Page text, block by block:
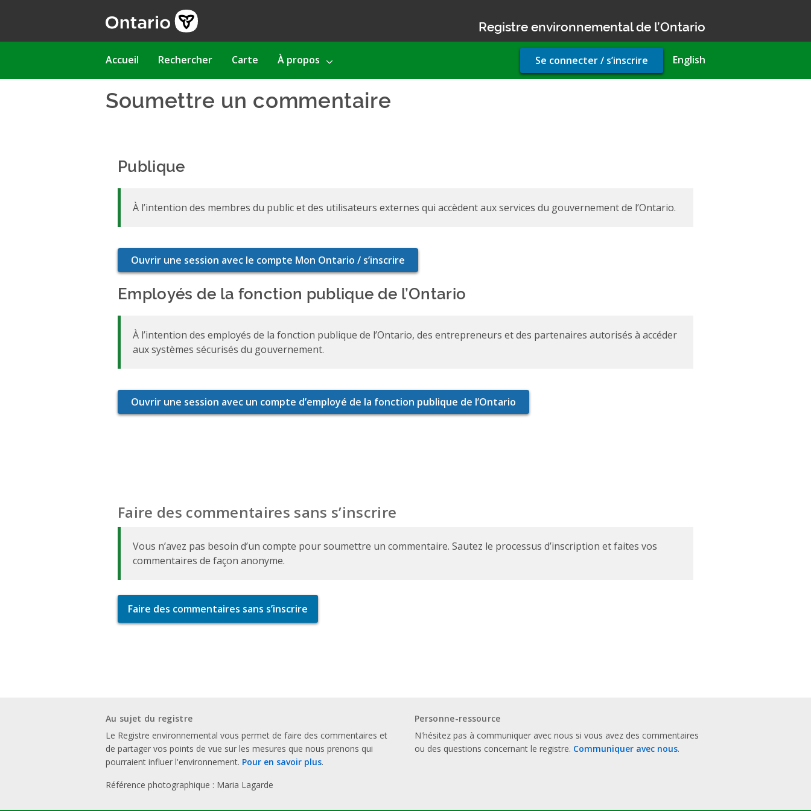
Registre environnemental de l’Ontario
Main
Accueil Rechercher Carte À propos English
User
account
Se connecter / s’inscrire
Soumettre un commentaire
Publique
À l’intention des membres du public et des utilisateurs externes qui accèdent aux services du gouvernement de l’Ontario.
Employés de la fonction publique de l’Ontario
À l’intention des employés de la fonction publique de l’Ontario, des entrepreneurs et des partenaires autorisés à accéder
aux systèmes sécurisés du gouvernement.
Faire des commentaires sans s’inscrire
Vous n’avez pas besoin d’un compte pour soumettre un commentaire. Sautez le processus d’inscription et faites vos
commentaires de façon anonyme.
Faire des commentaires sans s’inscrire
Au sujet du registre
Le Registre environnemental vous permet de faire des commentaires et
de partager vos points de vue sur les mesures que nous prenons qui
pourraient influer l'environnement. Pour en savoir plus.
Référence photographique : Maria Lagarde
Personne-ressource
N'hésitez pas à communiquer avec nous si vous avez des commentaires
ou des questions concernant le registre. Communiquer avec nous.